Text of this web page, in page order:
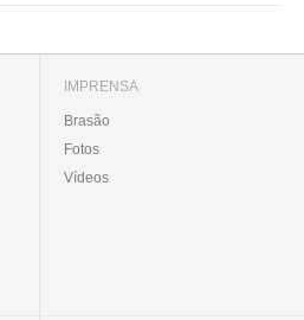
IMPRENSA
Brasão
Fotos
Vídeos